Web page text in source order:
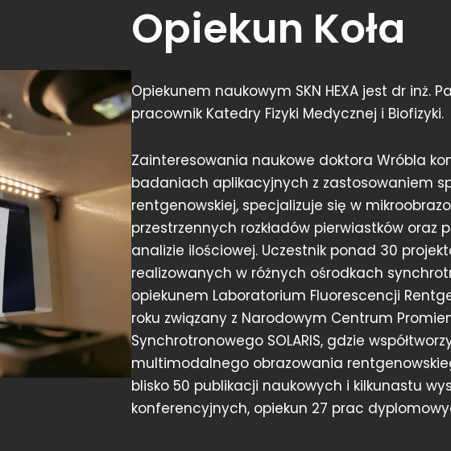
Opiekun Koła
Opiekunem naukowym SKN HEXA jest dr inż.
pracownik Katedry Fizyki Medycznej i Biofizyki.
Zainteresowania naukowe doktora Wróbla
badaniach aplikacyjnych z zastosowaniem
rentgenowskiej, specjalizuje się w
przestrzennych rozkładów pierwiastków oraz
analizie ilościowej. Uczestnik ponad 30
realizowanych w różnych ośrodkach
opiekunem Laboratorium Fluorescencji
roku związany z Narodowym Centrum
Synchrotronowego SOLARIS, gdzie
multimodalnego obrazowania
blisko 50 publikacji naukowych i kilkunastu
konferencyjnych, opiekun 27 prac